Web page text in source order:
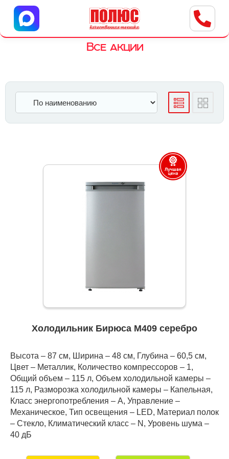
Центр бытовой техники
г. Ульяновск, ул. Пушкарева, 8a
Все акции
Холодильник Бирюса М409 серебро
Высота – 87 см, Ширина – 48 см, Глубина – 60,5 см,
Цвет – Металлик, Количество компрессоров – 1,
Общий объем – 115 л, Объем холодильной камеры –
115 л, Разморозка холодильной камеры – Капельная,
Класс энергопотребления – А, Управление –
Механическое, Тип освещения – LED, Материал полок
– Стекло, Климатический класс – N, Уровень шума –
40 дБ